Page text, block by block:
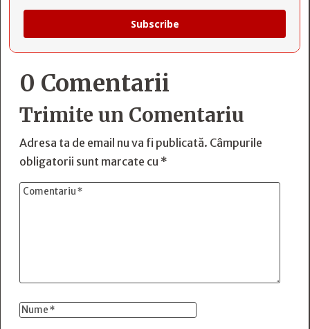
Subscribe
0 Comentarii
Trimite un Comentariu
Adresa ta de email nu va fi publicată. Câmpurile
obligatorii sunt marcate cu *